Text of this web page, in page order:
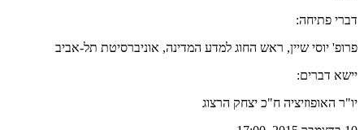
דברי פתיחה:
פרופ' יוסי שיין, ראש החוג למדע המדינה, אוניברסיטת תל-אביב
יישא דברים:
יו"ר האופוזיציה ח"כ יצחק הרצוג